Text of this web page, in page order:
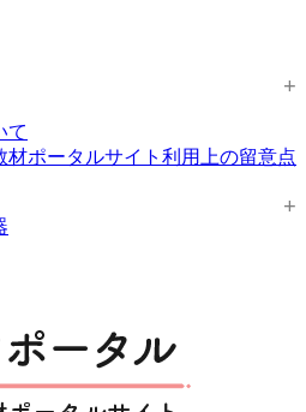
て
材ポータルサイト利用上の留意点